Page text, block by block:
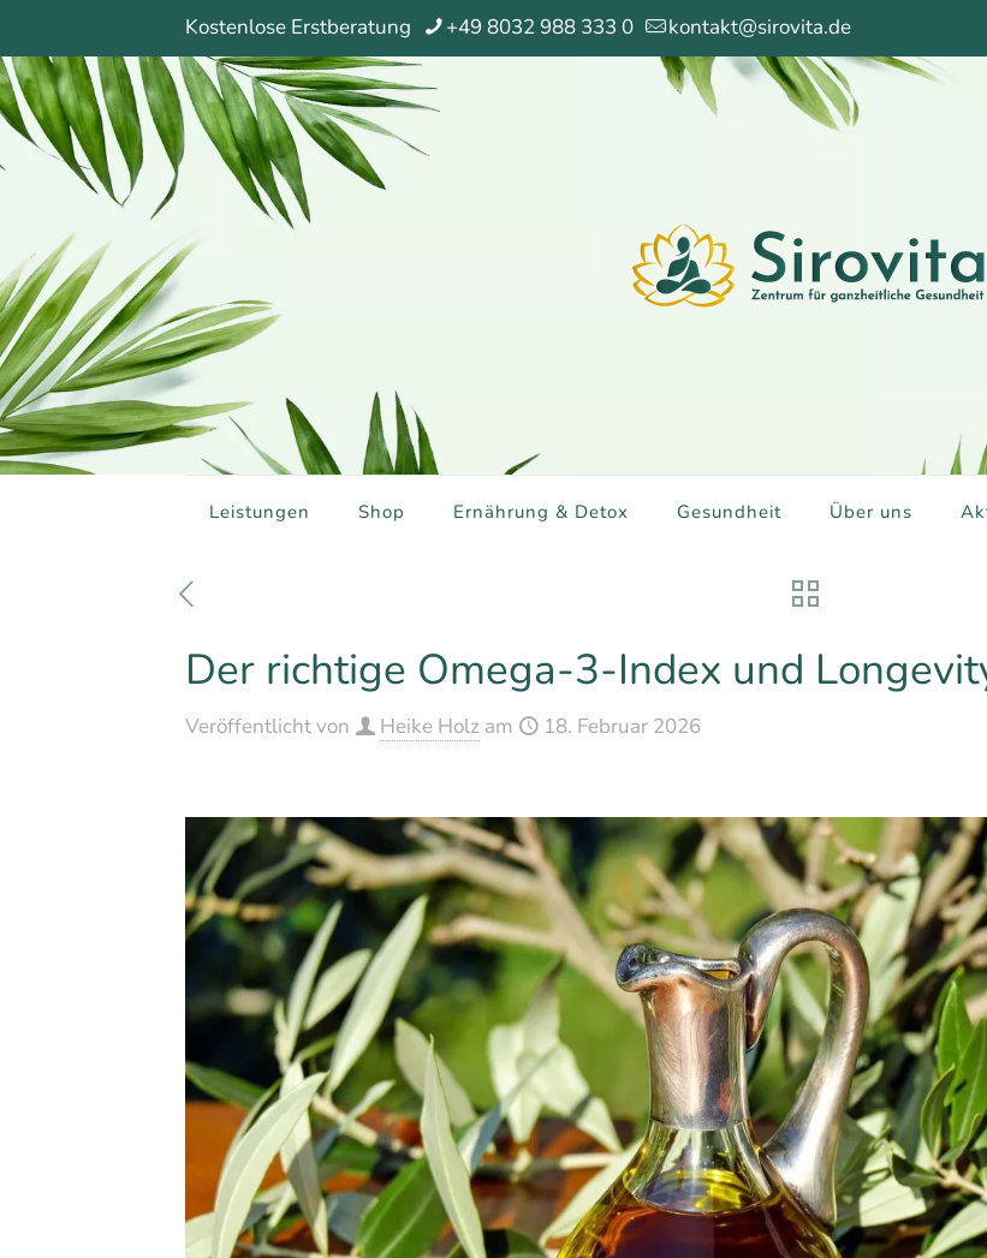
Kostenlose Erstberatung +49 8032 988 333 0 kontakt@sirovita.de
Leistungen Shop Ernährung & Detox Gesundheit Über uns
Der richtige Omega-3-Index und
Veröffentlicht von Heike Holz am 18. Februar 2026